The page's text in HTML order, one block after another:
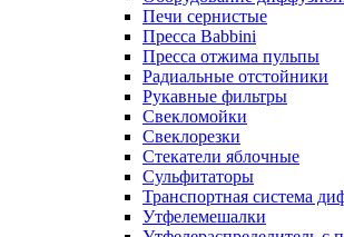
Печи сернистые
Пресса Babbini
Пресса отжима пульпы
Радиальные отстойники
Рукавные фильтры
Свекломойки
Свеклорезки
Стекатели яблочные
Сульфитаторы
Транспортная система
Утфелемешалки